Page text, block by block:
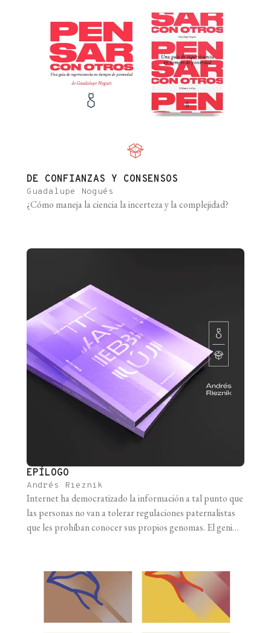
DE CONFIANZAS Y CONSENSOS
Guadalupe Nogués
¿Cómo maneja la ciencia la incerteza y la complejidad?
EPÍLOGO
Andrés Rieznik
Internet ha democratizado la información a tal punto que
las personas no van a tolerar regulaciones paternalistas
que les prohíban conocer sus propios genomas. El genio
Robert Plomin, Blueprint En 2015, Juama (Garrido),
Facu (Álvarez) y Pablo (González), [...]